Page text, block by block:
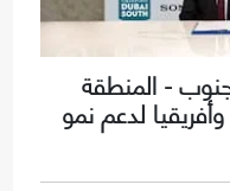
- المنطقة
لدعم نمو